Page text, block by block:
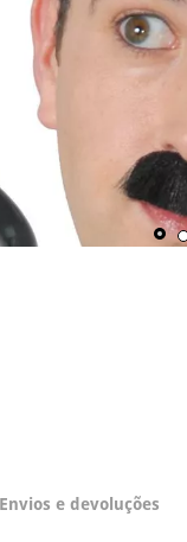
Envios e devoluções